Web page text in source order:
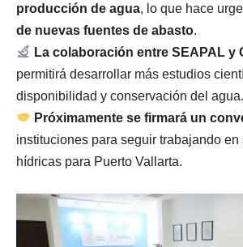
producción de agua, lo que hace
de nuevas fuentes de abasto.
La colaboración entre SEAPAL y
permitirá desarrollar más estudios
disponibilidad y conservación del agua.
Próximamente se firmará un
instituciones para seguir trabajando
hídricas para Puerto Vallarta.